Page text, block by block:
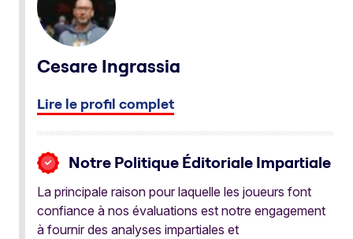
Cesare Ingrassia
Lire le profil complet
Notre Politique Éditoriale Impartiale
La principale raison pour laquelle les joueurs font
confiance à nos évaluations est notre engagement
à fournir des analyses impartiales et